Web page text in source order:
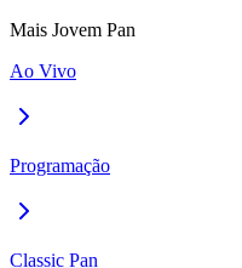
Mais Jovem Pan
Ao Vivo
Programação
Classic Pan